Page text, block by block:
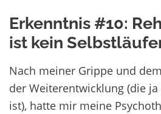
Erkenntnis #10:
ist kein
Nach meiner Grippe und
der Weiterentwicklung (die
ist), hatte mir meine